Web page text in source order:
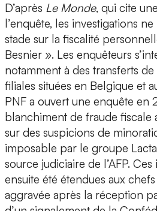
D’après Le Monde, qui cite
l’enquête, les investigations
stade sur la fiscalité
Besnier ». Les enquêteurs
notamment à des transferts
filiales situées en Belgique et
PNF a ouvert une enquête en
blanchiment de fraude fiscale
sur des suspicions de
imposable par le groupe
source judiciaire de l’AFP.
ensuite été étendues aux
aggravée après la réception